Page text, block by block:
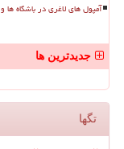
آمپول های لاغری در باشگاه ها
جدیدترین ها
تگها